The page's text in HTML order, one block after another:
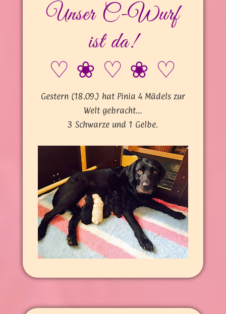
Unser C-Wurf
ist da!
♡ ❀ ♡ ❀ ♡
Gestern (18.09.) hat Pinia 4 Mädels zur
Welt gebracht…
3 Schwarze und 1 Gelbe.